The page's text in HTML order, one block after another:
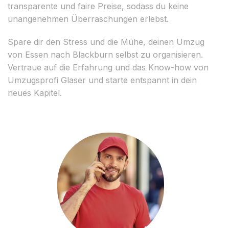
transparente und faire Preise, sodass du keine
unangenehmen Überraschungen erlebst.
Spare dir den Stress und die Mühe, deinen Umzug
von Essen nach Blackburn selbst zu organisieren.
Vertraue auf die Erfahrung und das Know-how von
Umzugsprofi Glaser und starte entspannt in dein
neues Kapitel.